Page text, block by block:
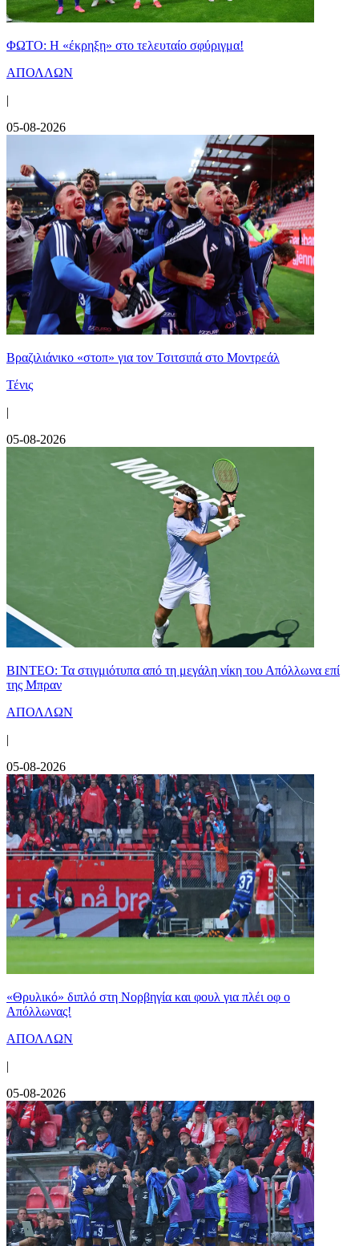
ΦΩΤΟ: Η «έκρηξη» στο τελευταίο σφύριγμα!
ΑΠΟΛΛΩΝ
|
05-08-2026
Βραζιλιάνικο «στοπ» για τον Τσιτσιπά στο Μοντρεάλ
Τένις
|
05-08-2026
ΒΙΝΤΕΟ: Τα στιγμιότυπα από τη μεγάλη νίκη του Απόλλωνα επί
της Μπραν
ΑΠΟΛΛΩΝ
|
05-08-2026
«Θρυλικό» διπλό στη Νορβηγία και φουλ για πλέι οφ ο
Απόλλωνας!
ΑΠΟΛΛΩΝ
|
05-08-2026